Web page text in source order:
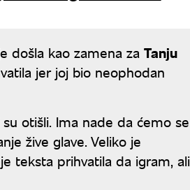
došla kao zamena za Tanju
jer joj bio neophodan
otišli. Ima nade da ćemo se
žive glave. Veliko je
teksta prihvatila da igram, ali